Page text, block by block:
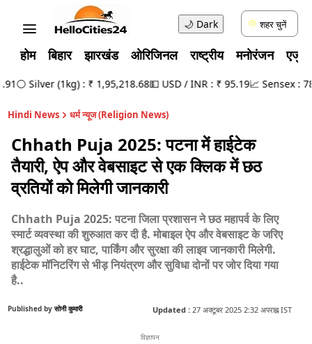
🌙 Dark शहर चुनें
होम बिहार झारखंड ओरिजिनल राष्ट्रीय मनोरंजन
⚪ Silver (1kg) : ₹ 1,95,218.68💵 USD / INR : ₹ 95.19📈 Sensex :
Hindi News धर्म न्यूज (Religion News)
Chhath Puja 2025: पटना में हाईटेक
तैयारी, ऐप और वेबसाइट से एक क्लिक में छठ
व्रतियों को मिलेगी जानकारी
Chhath Puja 2025: पटना जिला प्रशासन ने छठ महापर्व के लिए
स्मार्ट व्यवस्था की शुरुआत कर दी है. मोबाइल ऐप और वेबसाइट के जरिए
श्रद्धालुओं को हर घाट, पार्किंग और सुरक्षा की लाइव जानकारी मिलेगी.
हाईटेक मॉनिटरिंग से भीड़ नियंत्रण और सुविधा दोनों पर जोर दिया गया
है..
Published by सोनी कुमारी Updated : 27 अक्टूबर 2025 2:32 अपराह्न IST
विज्ञापन